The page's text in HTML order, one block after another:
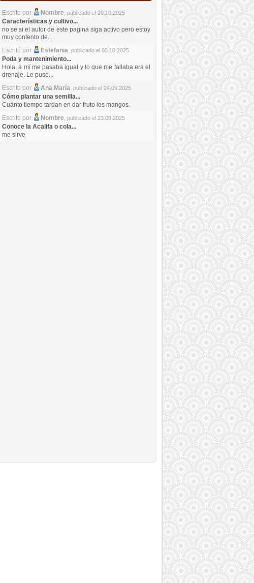
Escrito por Nombre, publicado el 20.10.2025
Características y cultivo...
no se si el autor de este pagina siga activo pero estoy
muy contento de...
Escrito por
Estefania, publicado el 03.10.2025
Poda y mantenimiento...
Hola, a mí me pasaba igual y lo que me fallaba era el
drenaje. Le puse...
Escrito por
Ana María, publicado el 24.09.2025
Cómo plantar una semilla...
Cuánto tiempo tardan en dar fruto los mangos.
Escrito por
Nombre, publicado el 23.09.2025
Conoce la Acalifa o cola...
me sirve